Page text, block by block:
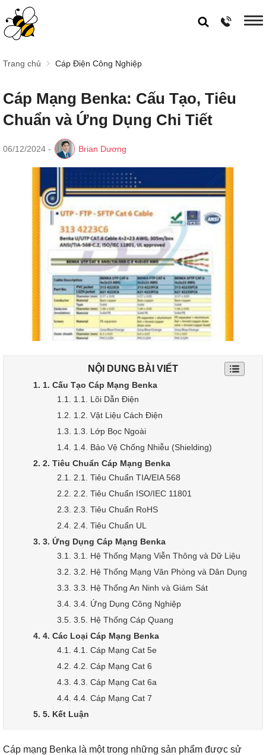
Trang chủ Cáp Điện Công Nghiệp
Cáp Mạng Benka: Cấu Tạo, Tiêu
Chuẩn và Ứng Dụng Chi Tiết
06/12/2024 - Brian Dương
NỘI DUNG BÀI VIẾT
1. 1. Cấu Tạo Cáp Mạng Benka
1.1. 1.1. Lõi Dẫn Điện
1.2. 1.2. Vật Liệu Cách Điện
1.3. 1.3. Lớp Bọc Ngoài
1.4. 1.4. Bảo Vệ Chống Nhiễu (Shielding)
2. 2. Tiêu Chuẩn Cáp Mạng Benka
2.1. 2.1. Tiêu Chuẩn TIA/EIA 568
2.2. 2.2. Tiêu Chuẩn ISO/IEC 11801
2.3. 2.3. Tiêu Chuẩn RoHS
2.4. 2.4. Tiêu Chuẩn UL
3. 3. Ứng Dụng Cáp Mạng Benka
3.1. 3.1. Hệ Thống Mạng Viễn Thông và Dữ Liệu
3.2. 3.2. Hệ Thống Mạng Văn Phòng và Dân Dụng
3.3. 3.3. Hệ Thống An Ninh và Giám Sát
3.4. 3.4. Ứng Dụng Công Nghiệp
3.5. 3.5. Hệ Thống Cáp Quang
4. 4. Các Loại Cáp Mạng Benka
4.1. 4.1. Cáp Mạng Cat 5e
4.2. 4.2. Cáp Mạng Cat 6
4.3. 4.3. Cáp Mạng Cat 6a
4.4. 4.4. Cáp Mạng Cat 7
5. 5. Kết Luận
Cáp mạng Benka là một trong những sản phẩm được sử